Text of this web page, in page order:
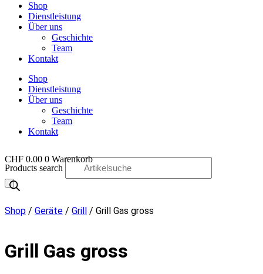
OO
Shop
Dienstleistung
Über uns
Geschichte
Team
Kontakt
Shop
Dienstleistung
Über uns
Geschichte
Team
Kontakt
CHF 0.00 0 Warenkorb
OO
Products search
Shop / Geräte / Grill / Grill Gas gross
Grill Gas gross